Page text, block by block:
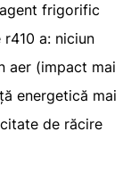
agent frigorific
a: niciun
aer (impact mai
energetică mai
de răcire